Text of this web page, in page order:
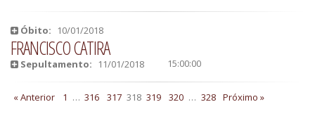
Óbito: 10/01/2018
FRANCISCO CATIRA
Sepultamento: 11/01/2018 15:00:00
« Anterior 1 … 316 317 318 319 320 … 328 Próximo »